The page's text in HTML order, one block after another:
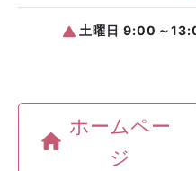
ホームペー
ジ